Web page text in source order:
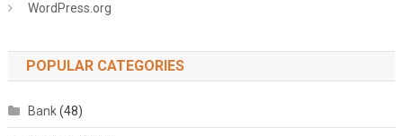
WordPress.org
POPULAR CATEGORIES
Bank(48)